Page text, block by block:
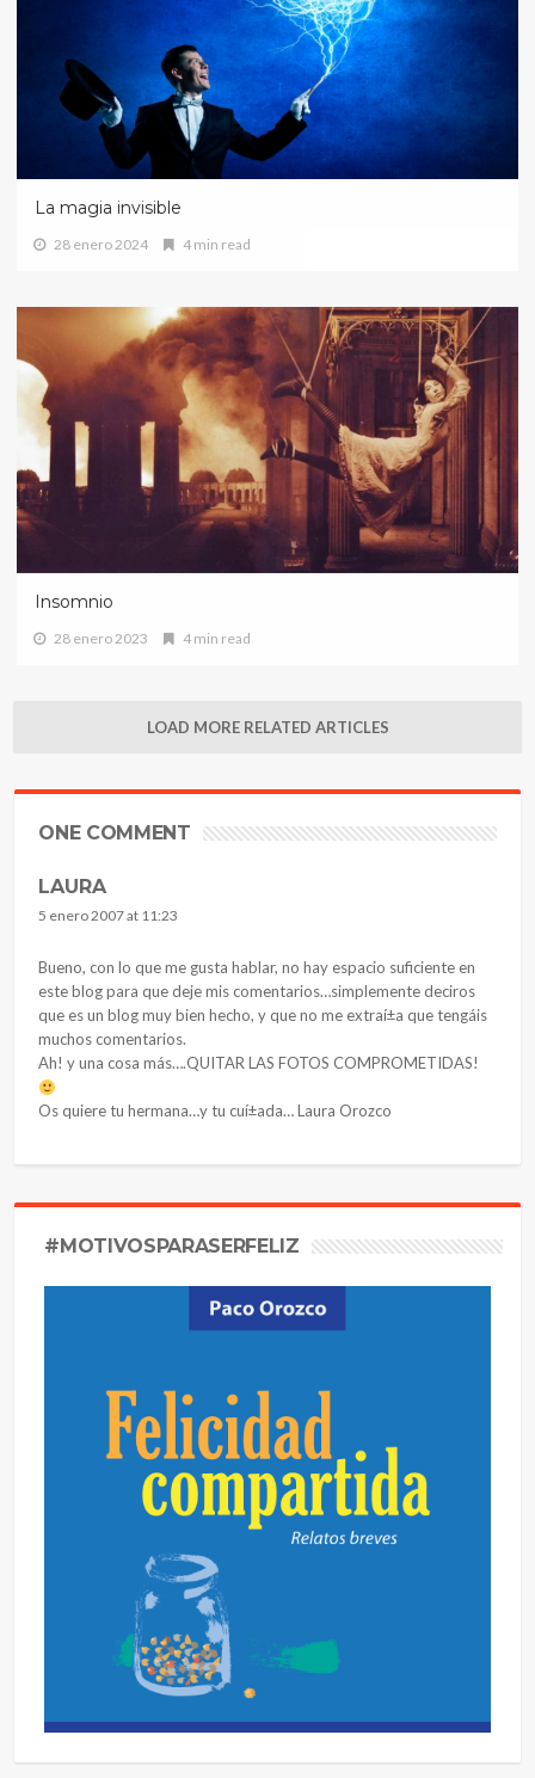
La magia invisible
28 enero 2024 4 min read
Insomnio
28 enero 2023 4 min read
LOAD MORE RELATED ARTICLES
ONE COMMENT
LAURA
5 enero 2007 at 11:23
Bueno, con lo que me gusta hablar, no hay espacio suficiente en
este blog para que deje mis comentarios…simplemente deciros
que es un blog muy bien hecho, y que no me extraí±a que tengáis
muchos comentarios.
Ah! y una cosa más….QUITAR LAS FOTOS COMPROMETIDAS!
Os quiere tu hermana…y tu cuí±ada… Laura Orozco
#MOTIVOSPARASERFELIZ